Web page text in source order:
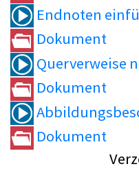
Endnoten
Dokument
Querverweise
Dokument
Dokument